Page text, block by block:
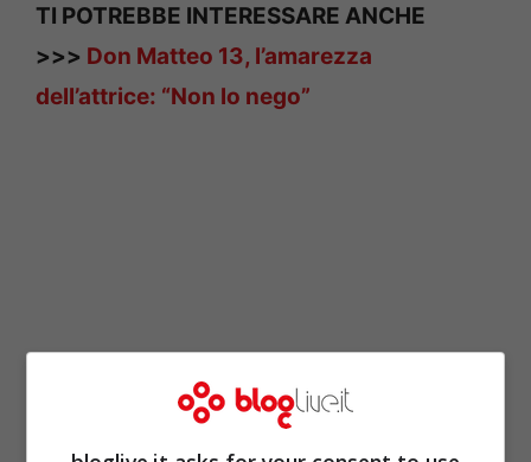
TI POTREBBE INTERESSARE ANCHE
>>> Don Matteo 13, l’amarezza
dell’attrice: “Non lo nego”